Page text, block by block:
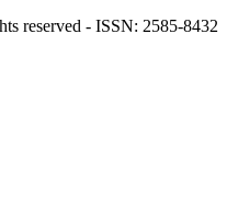
reserved - ISSN: 2585-8432